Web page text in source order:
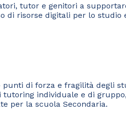
tutor e genitori a
di risorse digitali per lo
punti di forza e fragilità degli
individuale e di
per la scuola Secondaria.